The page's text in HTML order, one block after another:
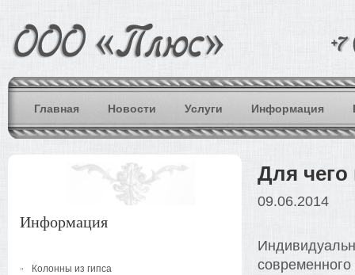
Главная Новости Услуги Информация
Информация
Колонны из гипса
Для чего
09.06.2014